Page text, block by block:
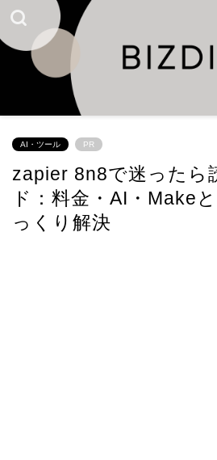
AI・ツール PR
zapier 8n8で迷ったら
ド：料金・AI・Make
っくり解決